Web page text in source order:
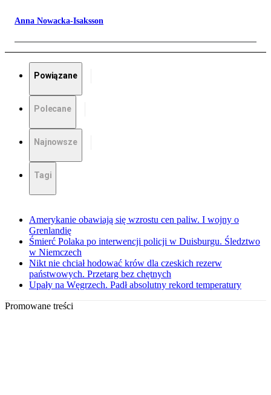
Anna Nowacka-Isaksson
Powiązane
Polecane
Najnowsze
Tagi
Amerykanie obawiają się wzrostu cen paliw. I wojny o
Grenlandię
Śmierć Polaka po interwencji policji w Duisburgu. Śledztwo
w Niemczech
Nikt nie chciał hodować krów dla czeskich rezerw
państwowych. Przetarg bez chętnych
Upały na Węgrzech. Padł absolutny rekord temperatury
Promowane treści